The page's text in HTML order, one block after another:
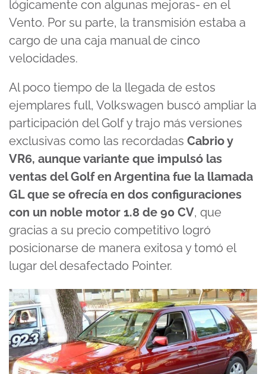
lógicamente con algunas mejoras- en el
Vento. Por su parte, la transmisión estaba a
cargo de una caja manual de cinco
velocidades.
Al poco tiempo de la llegada de estos
ejemplares full, Volkswagen buscó ampliar la
participación del Golf y trajo más versiones
exclusivas como las recordadas Cabrio y
VR6, aunque variante que impulsó las
ventas del Golf en Argentina fue la llamada
GL que se ofrecía en dos configuraciones
con un noble motor 1.8 de 90 CV, que
gracias a su precio competitivo logró
posicionarse de manera exitosa y tomó el
lugar del desafectado Pointer.